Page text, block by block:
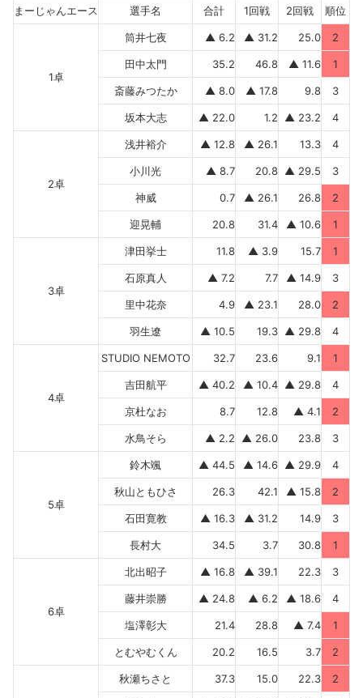
まーじゃんエース 選手名 合計 1回戦 2回戦 順位
1卓
筒井七夜 ▲ 6.2 ▲ 31.2 25.0 2
田中太門 35.2 46.8 ▲ 11.6 1
斎藤みつたか ▲ 8.0 ▲ 17.8 9.8 3
坂本大志 ▲ 22.0 1.2 ▲ 23.2 4
2卓
浅井裕介 ▲ 12.8 ▲ 26.1 13.3 4
小川光 ▲ 8.7 20.8 ▲ 29.5 3
神威 0.7 ▲ 26.1 26.8 2
迎晃輔 20.8 31.4 ▲ 10.6 1
3卓
津田挙士 11.8 ▲ 3.9 15.7 1
石原真人 ▲ 7.2 7.7 ▲ 14.9 3
里中花奈 4.9 ▲ 23.1 28.0 2
羽生遼 ▲ 10.5 19.3 ▲ 29.8 4
4卓
STUDIO NEMOTO 32.7 23.6 9.1 1
吉田航平 ▲ 40.2 ▲ 10.4 ▲ 29.8 4
京杜なお 8.7 12.8 ▲ 4.1 2
水鳥そら ▲ 2.2 ▲ 26.0 23.8 3
5卓
鈴木颯 ▲ 44.5 ▲ 14.6 ▲ 29.9 4
秋山ともひさ 26.3 42.1 ▲ 15.8 2
石田寛教 ▲ 16.3 ▲ 31.2 14.9 3
長村大 34.5 3.7 30.8 1
6卓
北出昭子 ▲ 16.8 ▲ 39.1 22.3 3
藤井崇勝 ▲ 24.8 ▲ 6.2 ▲ 18.6 4
塩澤彰大 21.4 28.8 ▲ 7.4 1
とむやむくん 20.2 16.5 3.7 2
秋瀬ちさと 37.3 15.0 22.3 2